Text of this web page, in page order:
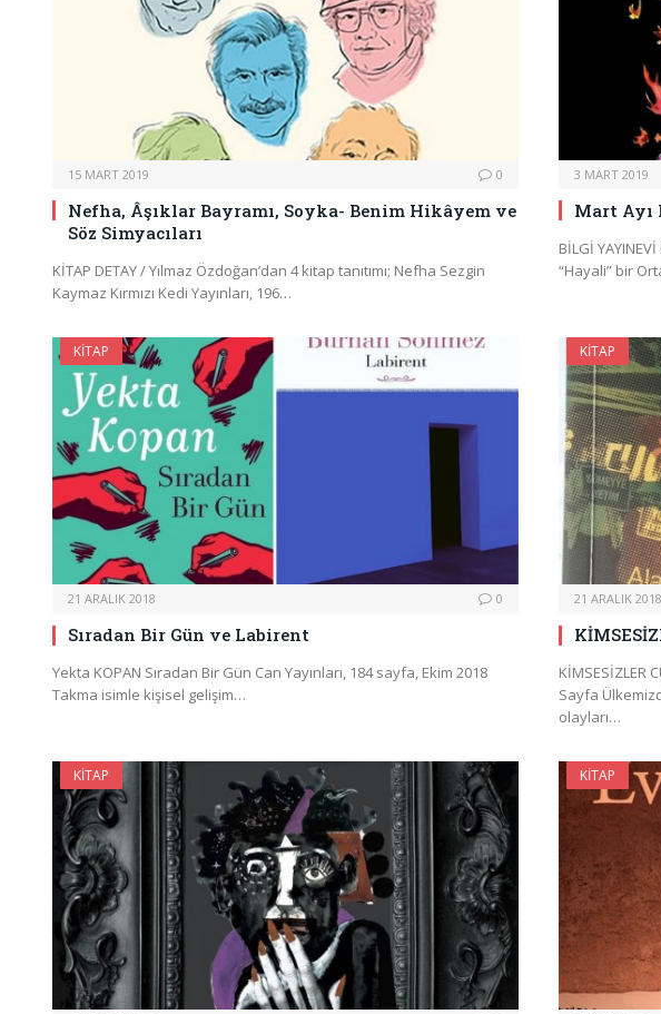
15 MART 2019 0
Nefha, Âşıklar Bayramı, Soyka- Benim Hikâyem ve
Söz Simyacıları
KİTAP DETAY / Yılmaz Özdoğan’dan 4 kitap tanıtımı; Nefha Sezgin
Kaymaz Kırmızı Kedi Yayınları, 196…
3 MART 2019
Mart Ayı
BİLGİ
“Hayali” bir
KITAP
21 ARALIK 2018 0
Sıradan Bir Gün ve Labirent
Yekta KOPAN Sıradan Bir Gün Can Yayınları, 184 sayfa, Ekim 2018
Takma isimle kişisel gelişim…
KITAP
21 ARALIK 2018
KİMSESİZLER
Sayfa
olayları…
KITAP KITAP